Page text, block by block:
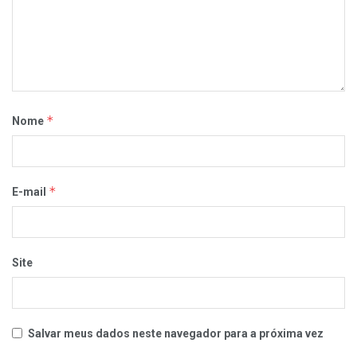
Nome *
E-mail *
Site
Salvar meus dados neste navegador para a próxima vez